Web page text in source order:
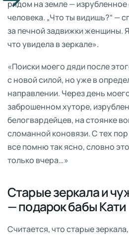
рядом на земле — изрубленное
человека. „Что ты видишь?“ —
за печной задвижки женщины.
что увидела в зеркале».
«Поиски моего дяди после
с новой силой, но уже в
направлении. Через день
заброшенном хуторе,
белогвардейцев, на стоянке
сломанной коновязи. С тех
все помню так ясно, словно
только вчера…»
Старые зеркала и
— подарок бабы Кати
Считается, что старые